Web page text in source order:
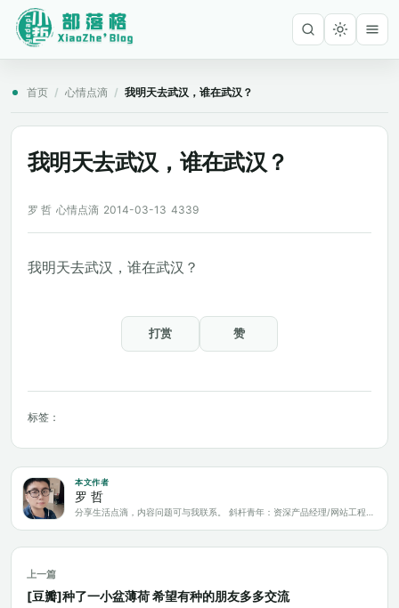
首页 / 心情点滴 / 我明天去武汉，谁在武汉？
我明天去武汉，谁在武汉？
罗 哲 心情点滴 2014-03-13 4339
我明天去武汉，谁在武汉？
打赏 赞
标签：
本文作者
罗 哲
上一篇
[豆瓣]种了一小盆薄荷 希望有种的朋友多多交流